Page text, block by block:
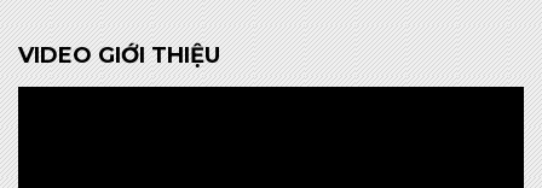
VIDEO GIỚI THIỆU